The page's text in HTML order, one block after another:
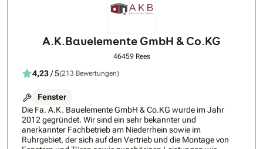
umfassend um das Antragsverfahren und stellen Ihnen einen
erfahrenen Energieberater zur Seite, um Ihnen den Weg zu
möglich zu gestalten. Wir sind spezialisiert auf den
Austausch von Fenster & Haustüren im Eigenheimbereich.
Unsere Expertise liegt darin, in Ihrem Zuhause zu arbeiten –
Herausforderung darstellt. Wir bringen nicht nur
Fingerspitzengefühl mit, um Ihre Projekte mit höchster
Sorgfalt und Präzision umzusetzen.
A.K.Bauelemente GmbH & Co.KG
46459 Rees
4,23/ 5(213 Bewertungen)
Fenster
Die Fa. A.K. Bauelemente GmbH & Co.KG wurde im Jahr
2012 gegründet. Wir sind ein sehr bekannter und
anerkannter Fachbetrieb am Niederrhein sowie im
Ruhrgebiet, der sich auf den Vertrieb und die Montage von